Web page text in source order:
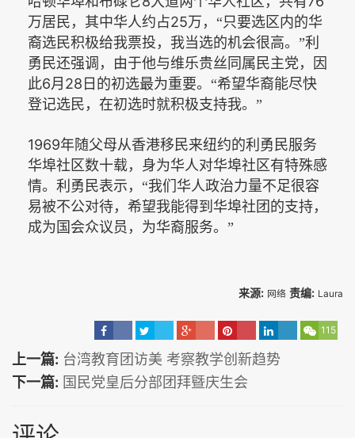
万居民，其中华人约占25万，“只要选区内的华
裔选民积极给我票投，我当选的机会很高。”利
勇民还强调，由于他与维乐贵丝同属民主党，因
此6月 28 日的初选最为重要。“希望华裔能尽快
登记选民，在初选时就积极支持我。”
1969年随父母从香港移民来纽约的利勇民服务
华埠社区数十载，身为华人对华埠社区有特殊感
情。利勇民表示，“我们华人政治力量不足很容
易被不公对待，希望我能得到华埠社团的支持，
成为国会众议员，为华裔服务。”
来源: 网络 责编: Laura
115
上一篇: 台湾教育团访美 考察教学创新趋势
下一篇: 国民党皇后分部团拜曁庆生会